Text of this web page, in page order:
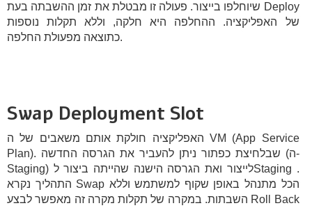
שיוחלפו בייצור. פעולה זו מבטלת את זמן ההשבתה בעת Deploy
של האפליקציה. ההחלפה היא חלקה, וללא תקלות נוספות
כתוצאה מפעולת החלפה.
Swap Deployment Slot
האפליקציה חולקת אותם משאבים של ה VM (App Service
Plan). שבלחיצת כפתור ניתן להעביר את הגרסה החדשה (ה-
Staging) לייצור ואת הגרסה הישנה שהייתה ביצור לStaging .
התהליך נקרא Swap הכל מתנהל באופן שקוף למשתמש וללא
השבתות. במקרה של תקלות מקרה זה מאפשר לבצע Roll Back